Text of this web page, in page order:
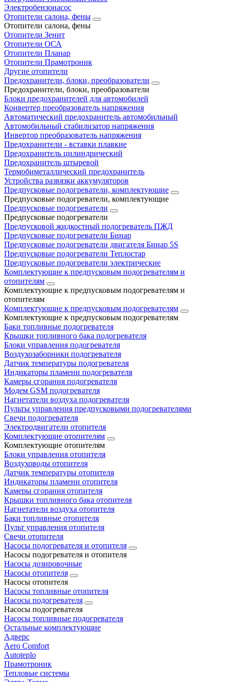
Электробензонасос
Отопители салона, фены
Отопители салона, фены
Отопители Зенит
Отопители ОСА
Отопители Планар
Отопители Прамотроник
Другие отопители
Предохранители, блоки, преобразователи
Предохранители, блоки, преобразователи
Блоки предохранителей для автомобилей
Конвертер преобразователь напряжения
Автоматический предохранитель автомобильный
Автомобильный стабилизатор напряжения
Инвертор преобразователь напряжения
Предохранители - вставки плавкие
Предохранитель цилиндрический
Предохранитель штыревой
Термобиметаллический предохранитель
Устройства развязки аккумуляторов
Предпусковые подогреватели, комплектующие
Предпусковые подогреватели, комплектующие
Предпусковые подогреватели
Предпусковые подогреватели
Предпусковой жидкостный подогреватель ПЖД
Предпусковые подогреватели Бинар
Предпусковые подогреватели двигателя Бинар 5S
Предпусковые подогреватели Теплостар
Предпусковые подогреватели электрические
Комплектующие к предпусковым подогревателям и
отопителям
Комплектующие к предпусковым подогревателям и
отопителям
Комплектующие к предпусковым подогревателям
Комплектующие к предпусковым подогревателям
Баки топливные подогревателя
Крышки топливного бака подогревателя
Блоки управления подогревателя
Воздухозаборники подогревателя
Датчик температуры подогревателя
Индикаторы пламени подогревателя
Камеры сгорания подогревателя
Модем GSM подогревателя
Нагнетатели воздуха подогревателя
Пульты управления предпусковыми подогревателями
Свечи подогревателя
Электродвигатели отопителя
Комплектующие отопителям
Комплектующие отопителям
Блоки управления отопителя
Воздуховоды отопителя
Датчик температуры отопителя
Индикаторы пламени отопителя
Камеры сгорания отопителя
Крышки топливного бака отопителя
Нагнетатели воздуха отопителя
Баки топливные отопителя
Пульт управления отопителя
Свечи отопителя
Насосы подогревателя и отопителя
Насосы подогревателя и отопителя
Насосы дозировочные
Насосы отопителя
Насосы отопителя
Насосы топливные отопителя
Насосы подогревателя
Насосы подогревателя
Насосы топливные подогревателя
Остальные комплектующие
Адверс
Aero Comfort
Autoteplo
Прамотроник
Тепловые системы